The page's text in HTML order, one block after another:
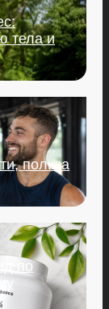
тела и
польза
по